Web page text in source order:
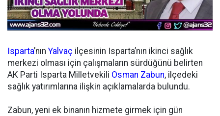
Isparta’nınYalvaç ilçesinin Isparta’nın ikinci sağlık
merkezi olması için çalışmaların sürdüğünü belirten
AK Parti Isparta Milletvekili Osman Zabun, ilçedeki
sağlık yatırımlarına ilişkin açıklamalarda bulundu.
Zabun, yeni ek binanın hizmete girmek için gün